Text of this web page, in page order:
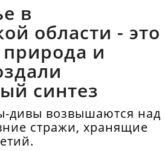
в
области - это
природа и
синтез
дивы возвышаются над
стражи, хранящие